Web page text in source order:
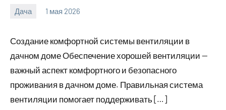
Дача 1 мая 2026
calvinken_co
Создание комфортной системы вентиляции в
дачном доме Обеспечение хорошей вентиляции —
важный аспект комфортного и безопасного
проживания в дачном доме. Правильная система
вентиляции помогает поддерживать […]